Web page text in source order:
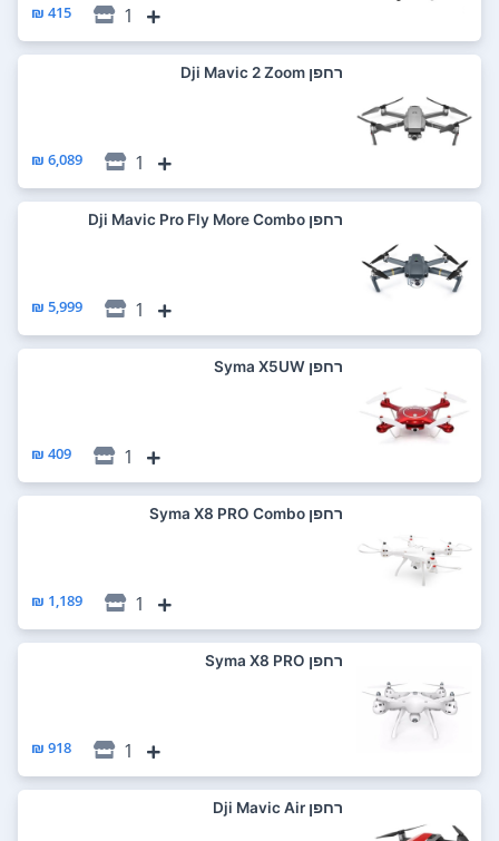
1
415 ₪
רחפן Dji Mavic 2 Zoom
1
6,089 ₪
רחפן Dji Mavic Pro Fly More Combo
1
5,999 ₪
רחפן Syma X5UW
1
409 ₪
רחפן Syma X8 PRO Combo
1
1,189 ₪
רחפן Syma X8 PRO
1
918 ₪
רחפן Dji Mavic Air